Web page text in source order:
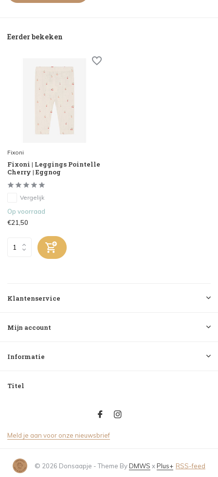
Eerder bekeken
Fixoni
Fixoni | Leggings Pointelle
Cherry | Eggnog
Vergelijk
Op voorraad
€21,50
Klantenservice
Mijn account
Informatie
Titel
Meld je aan voor onze nieuwsbrief
© 2026 Donsaapje - Theme ByDMWS xPlus+ RSS-feed